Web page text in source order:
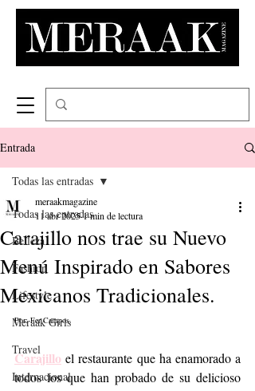
Entrada
Todas las entradas
Belleza
Fashion
Lifestyle
Meraak Girls
Travel
Internacional
Todas las entradas
Carajillo nos trae su Nuevo
Menú Inspirado en Sabores
Mexicanos Tradicionales.
meraakmagazine
11 abr 20251 min de lectura
Por: Fer Campos.
Carajillo el restaurante que ha enamorado a
todos los que han probado de su delicioso